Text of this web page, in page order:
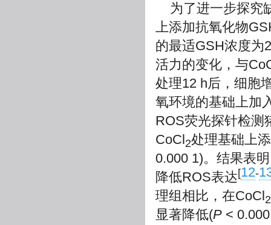
为了进一步探究
上添加抗氧化物
的最适GSH浓度为
活力的变化，与
处理12 h后，细胞
氧环境的基础上加
ROS荧光探针检测
CoCl2处理基础上
0.000 1)。结果表
降低ROS表达[12-
理组相比，在CoCl2
显著降低(P <